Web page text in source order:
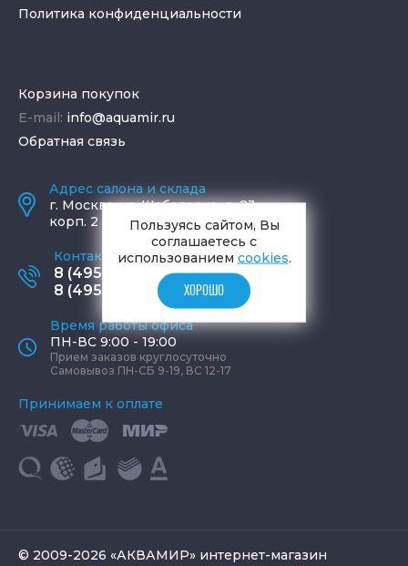
Политика конфиденциальности
Корзина покупок
E-mail: info@aquamir.ru
Обратная связь
Адрес салона и склада
г. Москва,ул. Шаболовка, д. 23,
корп. 2
Контактные телефоны
8 (495) 795-77-65
8 (495) 797-11-67
Время работы офиса
ПН-ВС 9:00 - 19:00
Прием заказов круглосуточно
Самовывоз ПН-СБ 9-19, ВС 12-17
Принимаем к оплате
© 2009-2026 «АКВАМИР» интернет-магазин
Пользуясь сайтом, Вы
соглашаетесь с
использованием cookies.
ХОРОШО